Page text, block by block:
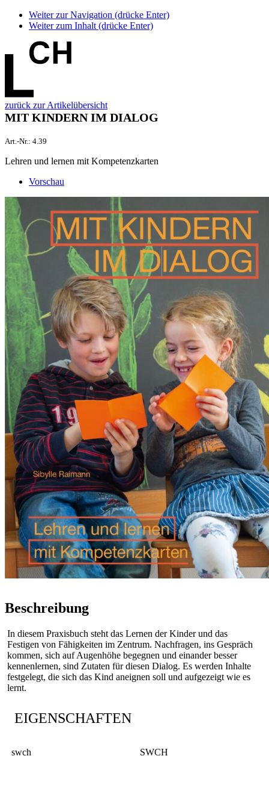
Weiter zur Navigation (drücke Enter)
Weiter zum Inhalt (drücke Enter)
zurück zur Artikelübersicht
MIT KINDERN IM DIALOG
Art.-Nr.: 4.39
Lehren und lernen mit Kompetenzkarten
Vorschau
Beschreibung
In diesem Praxisbuch steht das Lernen der Kinder und das
Festigen von Fähigkeiten im Zentrum. Nachfragen, ins Gespräch
kommen, sich auf Augenhöhe begegnen und einander besser
kennenlernen, sind Zutaten für diesen Dialog. Es werden Inhalte
festgelegt, die sich das Kind aneignen soll und aufgezeigt wie es
lernt.
EIGENSCHAFTEN
swch SWCH